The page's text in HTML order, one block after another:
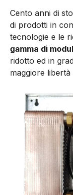
Cento anni di
di prodotti in
tecnologie e le
gamma di
ridotto ed in
maggiore libertà